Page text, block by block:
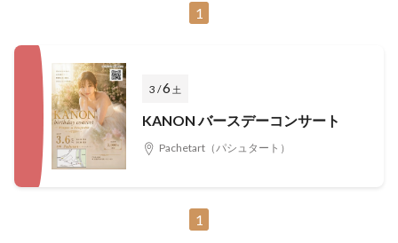
1
3 /6 土
KANON バースデーコンサート
Pachetart（パシュタート）
1